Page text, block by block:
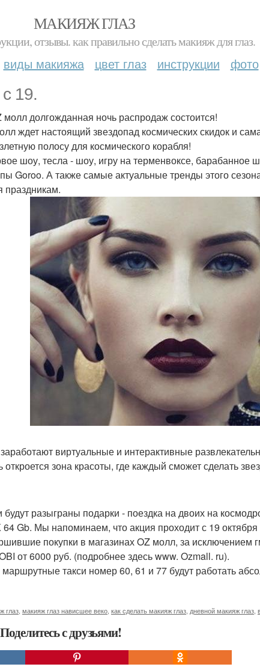
МАКИЯЖ ГЛАЗ
отзывы. как правильно сделать макияж для глаз.
виды макияжа цвет глаз инструкции фото
19.
долгожданная ночь распродаж состоится!
ждет настоящий звездопад космических скидок и
полосу для космического корабля!
шоу, тесла - шоу, игру на терменвоксе, барабанное
Goroo. А также самые актуальные тренды этого
виртуальные и интерактивные
откроется зона красоты, где каждый сможет сделать
разыграны подарки - поездка на двоих на
Gb. Мы напоминаем, что акция проходит с 19
покупки в магазинах OZ молл, за исключением
от 6000 руб. (подробнее здесь www. Ozmall. ru).
такси номер 60, 61 и 77 будут работать
глаз макияж глаз нависшее веко как сделать макияж глаз дневной макияж глаз
с друзьями!